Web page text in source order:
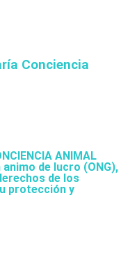
Conciencia
ANIMAL
de lucro (ONG),
de los
protección y